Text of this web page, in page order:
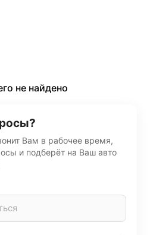
не найдено
Вам в рабочее время,
и подберёт на Ваш авто